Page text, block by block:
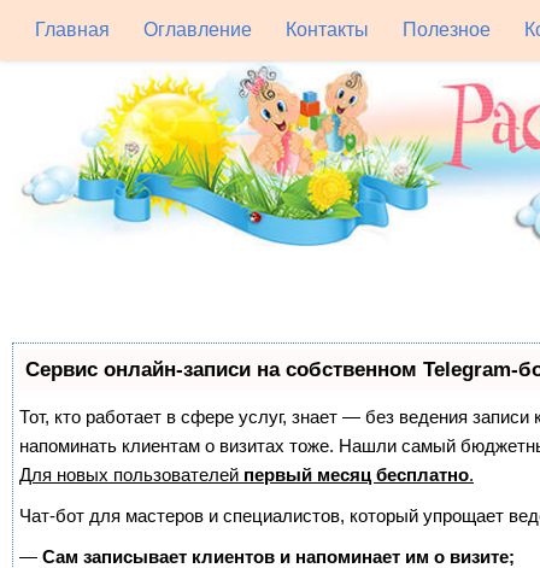
Главная Оглавление Контакты Полезное
Сервис онлайн-записи на собственном Telegram-
Тот, кто работает в сфере услуг, знает — без ведения
напоминать клиентам о визитах тоже. Нашли самый
Для новых пользователей первый месяц бесплатно.
Чат-бот для мастеров и специалистов, который упрощает
— Сам записывает клиентов и напоминает им о визите;